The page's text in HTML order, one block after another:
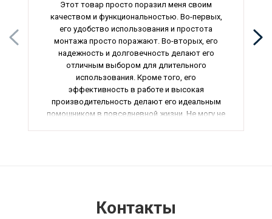
Этот товар просто поразил меня своим
качеством и функциональностью. Во-первых,
его удобство использования и простота
монтажа просто поражают. Во-вторых, его
надежность и долговечность делают его
отличным выбором для длительного
использования. Кроме того, его
эффективность в работе и высокая
производительность делают его идеальным
помощником в повседневной жизни. Не могу не
Контакты